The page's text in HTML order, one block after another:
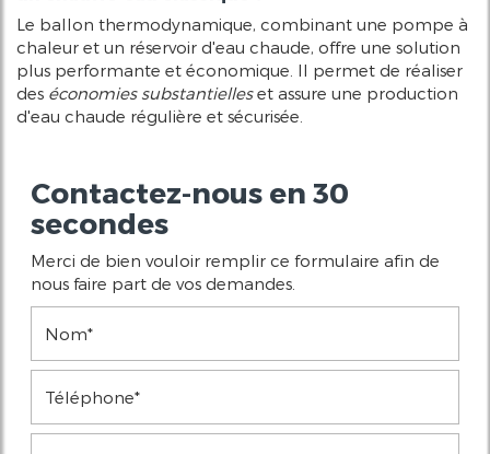
Le ballon thermodynamique, combinant une pompe à
chaleur et un réservoir d'eau chaude, offre une solution
plus performante et économique. Il permet de réaliser
des économies substantielleset assure une production
d'eau chaude régulière et sécurisée.
Contactez-nous en 30
secondes
Merci de bien vouloir remplir ce formulaire afin de
nous faire part de vos demandes.